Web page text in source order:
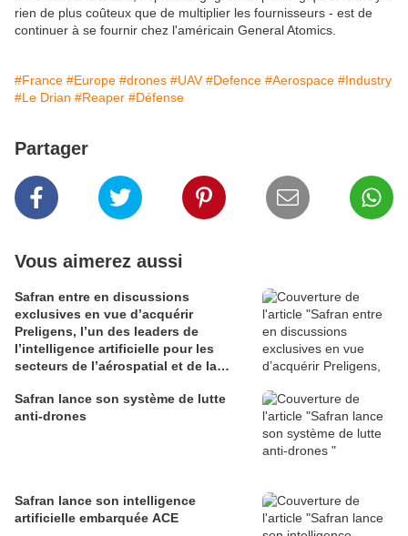
rien de plus coûteux que de multiplier les fournisseurs - est de
continuer à se fournir chez l'américain General Atomics.
#France #Europe #drones #UAV #Defence #Aerospace #Industry
#Le Drian #Reaper #Défense
Partager
Vous aimerez aussi
Safran entre en discussions
exclusives en vue d’acquérir
Preligens, l’un des leaders de
l’intelligence artificielle pour les
secteurs de l’aérospatial et de la
Safran lance son système de lutte
anti-drones
Safran lance son intelligence
artificielle embarquée ACE